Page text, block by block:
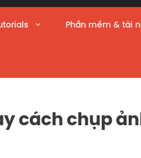
Phần mềm & tài
cách chụp